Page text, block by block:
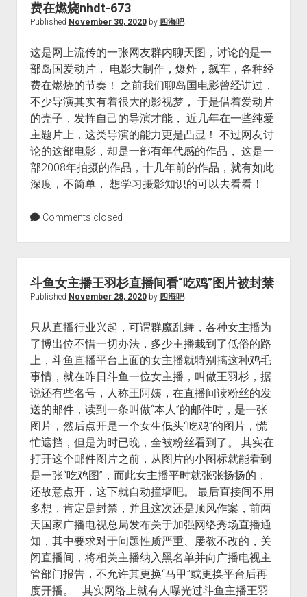
费在燃烧nhdt-673
Published November 30, 2020by 四海吧
这是网上流传的一张网友群内聊天图，讨论的是一
部岛国爱动片， 电影大制作，爆炸，飙车，各种经
费在燃烧的节奏！ 之前我们聊岛国电影曾经讲过，
不少导演其实有着很大的影视梦， 于是借着爱动片
的壳子，发挥自己的导演才能， 近几年在一些纯爱
主题片上，这类导演的能力更是凸显！ 不过网友讨
论的这部电影，却是一部有年代感的作品， 这是一
部2008年拍摄的作品，十几年前的作品，就有如此
深度，不简单， 想学习摄影知识的可以去看看！
Comments closed
斗鱼女主播王羽杉直播间看“吃鸡”图片被封禁
Published November 28, 2020by 四海吧
只从直播行业兴起，可谓群魔乱舞，各种女主播为
了博出位不惜一切办法，多少主播栽到了低俗的路
上，斗鱼直播平台上面的女主播就特别搞这种鸡毛
事情，就在昨日斗鱼一位女主播，叫做王羽杉，据
说还有些名号，人称王阿姨，在直播间读粉丝的发
送的邮件，读到一条叫做“本人”的邮件时，是一张
图片，然后点开是一个女生低头“吃鸡”的图片，慌
忙遮挡，但是为时已晚，全被粉丝看到了。 其实在
打开这个邮件图片之前，从图片的小图标就能看到
是一张“吃鸡图”，而此女主播平时就张张扬扬的，
还故意点开，这下就自动撞墙吧。 最后直接间不用
多想，肯定是封禁，并且这次还是顶风作案，前两
天国家广播电视总局发布关于加强网络秀场直播通
知，其中要求对于问题性质严重、屡教不改的，关
闭直播间，将相关主播纳入黑名单并向广播电视主
管部门报告，不允许其更换“马甲”或更换平台后再
度开播。 其实网络上就有人曝光过斗鱼主播王羽